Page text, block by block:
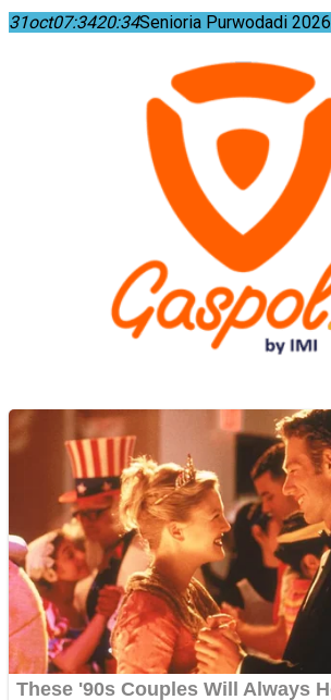
31oct07:3420:34Senioria Purwodadi 2026